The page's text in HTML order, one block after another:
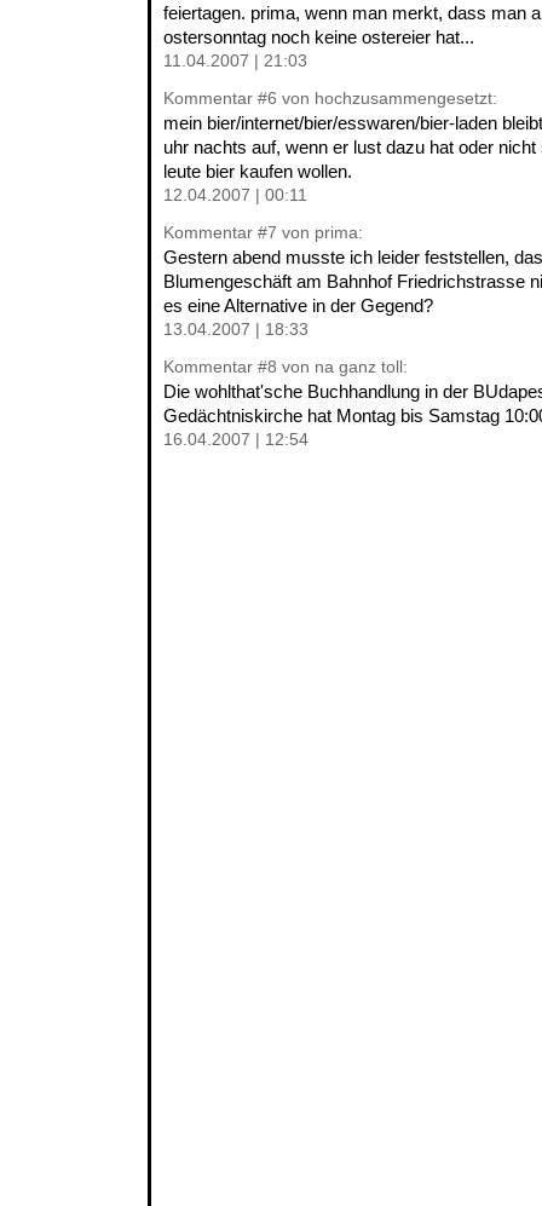
feiertagen. prima, wenn man merkt, dass man
ostersonntag noch keine ostereier hat...
11.04.2007 | 21:03
Kommentar #6 von hochzusammengesetzt:
mein bier/internet/bier/esswaren/bier-laden
uhr nachts auf, wenn er lust dazu hat oder
leute bier kaufen wollen.
12.04.2007 | 00:11
Kommentar #7 von prima:
Gestern abend musste ich leider feststellen,
Blumengeschäft am Bahnhof Friedrichstrasse
es eine Alternative in der Gegend?
13.04.2007 | 18:33
Kommentar #8 von na ganz toll:
Die wohlthat'sche Buchhandlung in der
Gedächtniskirche hat Montag bis Samstag
16.04.2007 | 12:54